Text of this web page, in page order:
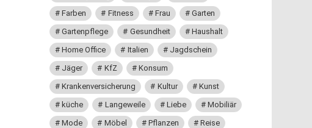
Farben
Fitness Frau
Garten
Gartenpflege
Gesundheit
Haushalt
Home Office
Italien
Jagdschein
Jäger
KfZ
Konsum
Krankenversicherung
Kultur
Kunst
küche
Langeweile Liebe
Mobiliär
Mode
Möbel Pflanzen
Reise